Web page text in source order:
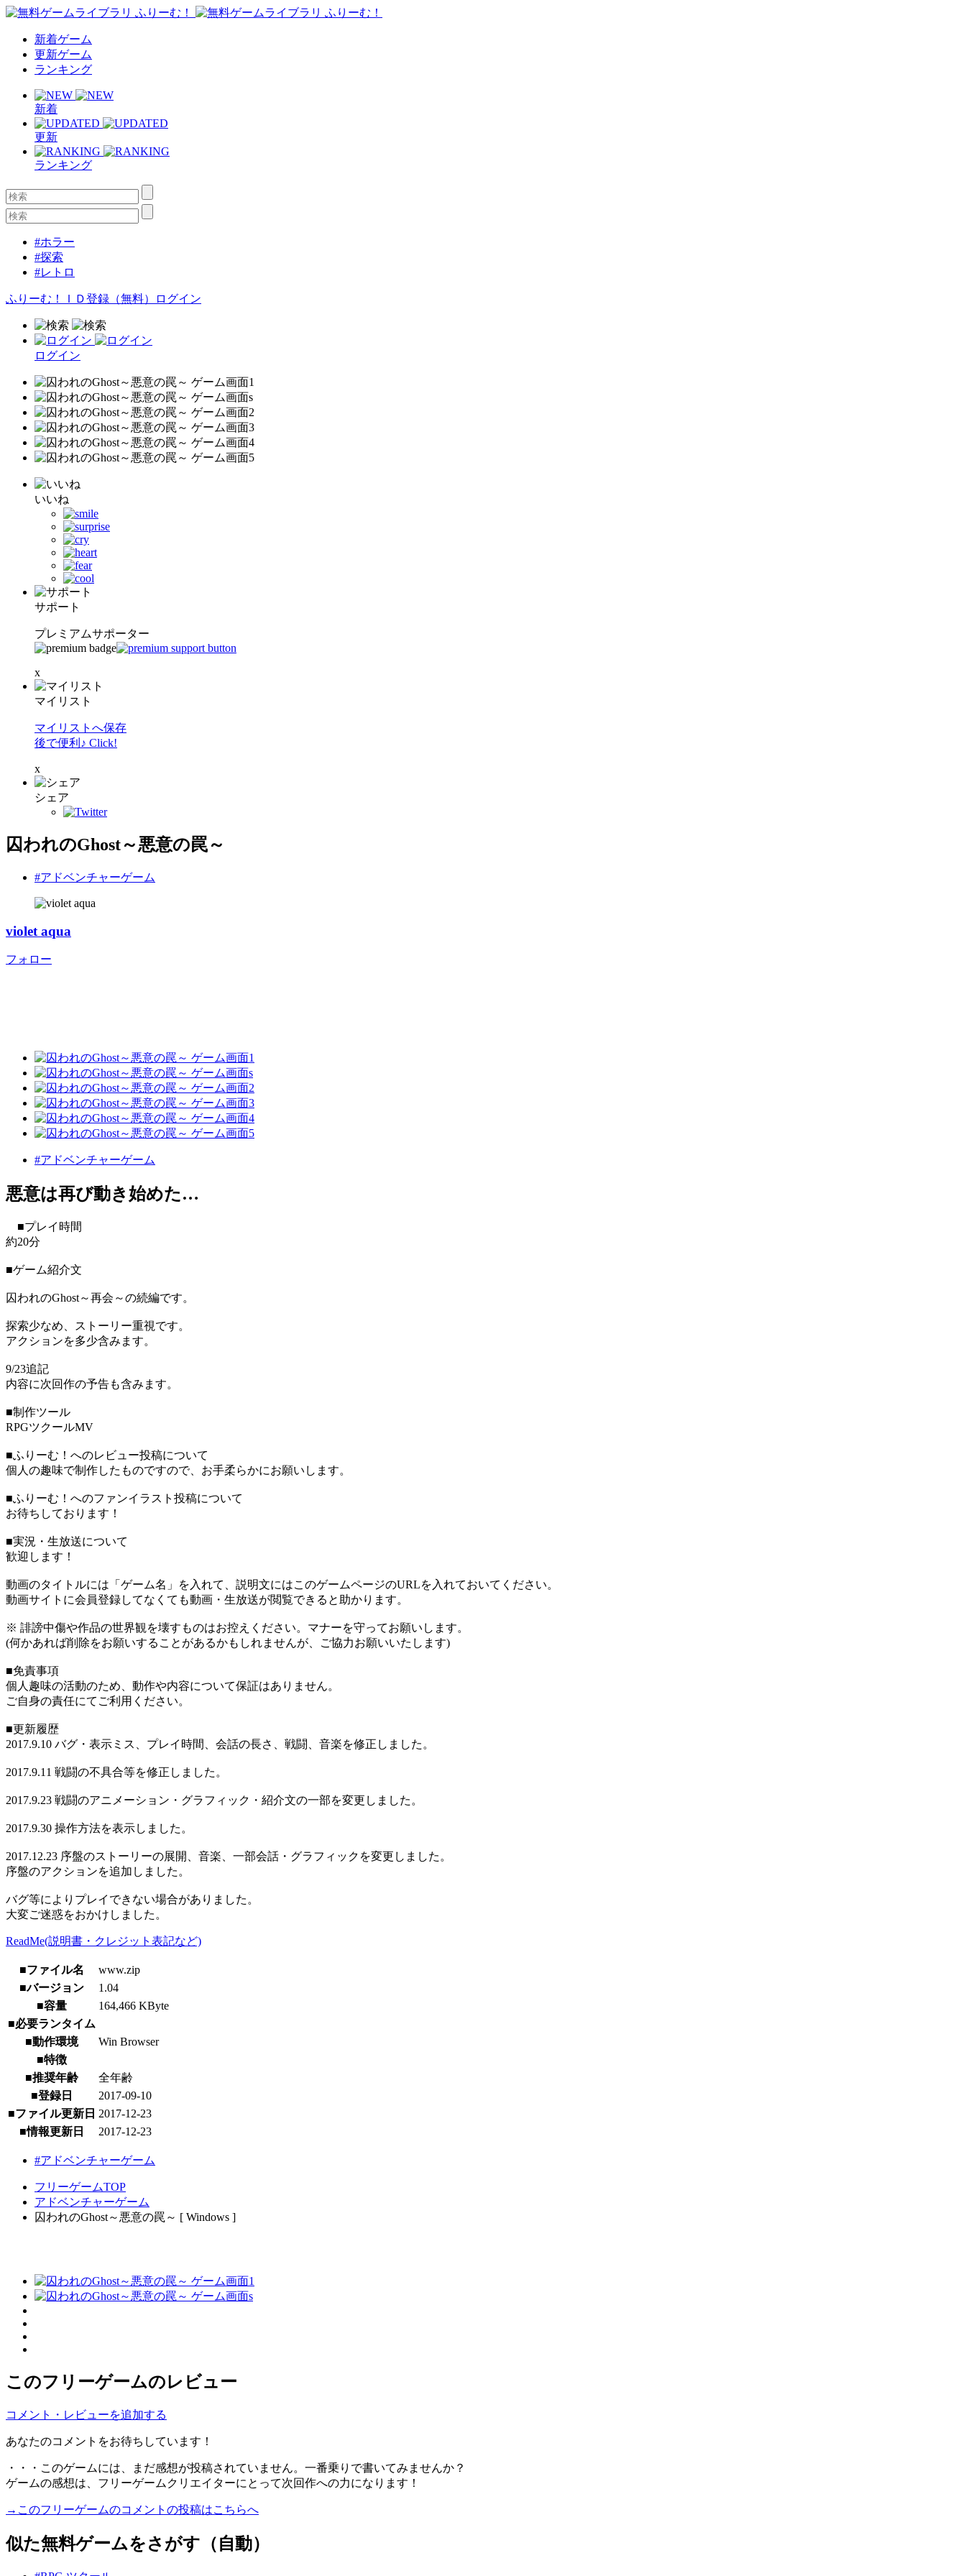
新着ゲーム
更新ゲーム
ランキング
新着
更新
ランキング
#ホラー
#探索
#レトロ
ふりーむ！ＩＤ登録（無料） ログイン
ログイン
いいね
サポート
プレミアムサポーター
x
マイリスト
マイリストへ保存
後で便利♪ Click!
x
シェア
囚われのGhost～悪意の罠～
#アドベンチャーゲーム
violet aqua
フォロー
#アドベンチャーゲーム
悪意は再び動き始めた…
■プレイ時間
約20分
■ゲーム紹介文
囚われのGhost～再会～の続編です。
探索少なめ、ストーリー重視です。
アクションを多少含みます。
9/23追記
内容に次回作の予告も含みます。
■制作ツール
RPGツクールMV
■ふりーむ！へのレビュー投稿について
個人の趣味で制作したものですので、お手柔らかにお願いします。
■ふりーむ！へのファンイラスト投稿について
お待ちしております！
■実況・生放送について
歓迎します！
動画のタイトルには「ゲーム名」を入れて、説明文にはこのゲームページのURLを入れておいてください。
動画サイトに会員登録してなくても動画・生放送が閲覧できると助かります。
※ 誹謗中傷や作品の世界観を壊すものはお控えください。マナーを守ってお願いします。
(何かあれば削除をお願いすることがあるかもしれませんが、ご協力お願いいたします)
■免責事項
個人趣味の活動のため、動作や内容について保証はありません。
ご自身の責任にてご利用ください。
■更新履歴
2017.9.10 バグ・表示ミス、プレイ時間、会話の長さ、戦闘、音楽を修正しました。
2017.9.11 戦闘の不具合等を修正しました。
2017.9.23 戦闘のアニメーション・グラフィック・紹介文の一部を変更しました。
2017.9.30 操作方法を表示しました。
2017.12.23 序盤のストーリーの展開、音楽、一部会話・グラフィックを変更しました。
序盤のアクションを追加しました。
バグ等によりプレイできない場合がありました。
大変ご迷惑をおかけしました。
ReadMe(説明書・クレジット表記など)
■ファイル名
www.zip
■バージョン
1.04
■容量
164,466 KByte
■必要ランタイム
■動作環境
Win Browser
■特徴
■推奨年齢
全年齢
■登録日
2017-09-10
■ファイル更新日 2017-12-23
■情報更新日
2017-12-23
#アドベンチャーゲーム
フリーゲームTOP
アドベンチャーゲーム
囚われのGhost～悪意の罠～ [ Windows ]
このフリーゲームのレビュー
コメント・レビューを追加する
あなたのコメントをお待ちしています！
・・・このゲームには、まだ感想が投稿されていません。一番乗りで書いてみませんか？
ゲームの感想は、フリーゲームクリエイターにとって次回作への力になります！
→このフリーゲームのコメントの投稿はこちらへ
似た無料ゲームをさがす（自動）